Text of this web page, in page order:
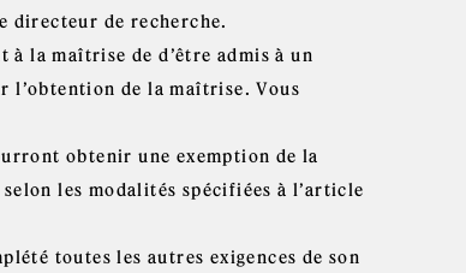
directeur de recherche.
la maîtrise de d’être admis à un
l’obtention de la maîtrise. Vous
obtenir une exemption de la
les modalités spécifiées à l’article
toutes les autres exigences de son